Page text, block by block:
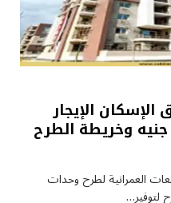
الإيجار
2026 بإيجار يبدأ من 1500 جنيه وخريطة الطرح
العمرانية لطرح وحدات
لتوفير…